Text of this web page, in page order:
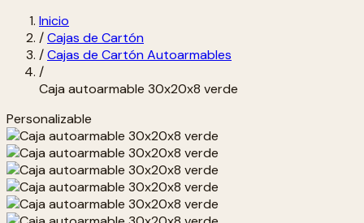
Inicio
/Cajas de Cartón
/Cajas de Cartón Autoarmables
/
Caja autoarmable 30x20x8 verde
Personalizable